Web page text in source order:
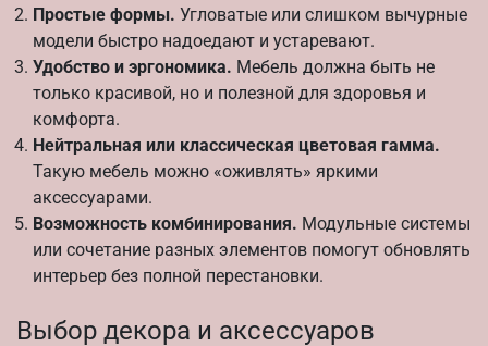
Простые формы. Угловатые или слишком вычурные
модели быстро надоедают и устаревают.
Удобство и эргономика. Мебель должна быть не
только красивой, но и полезной для здоровья и
комфорта.
Нейтральная или классическая цветовая гамма.
Такую мебель можно «оживлять» яркими
аксессуарами.
Возможность комбинирования. Модульные системы
или сочетание разных элементов помогут обновлять
интерьер без полной перестановки.
Выбор декора и аксессуаров